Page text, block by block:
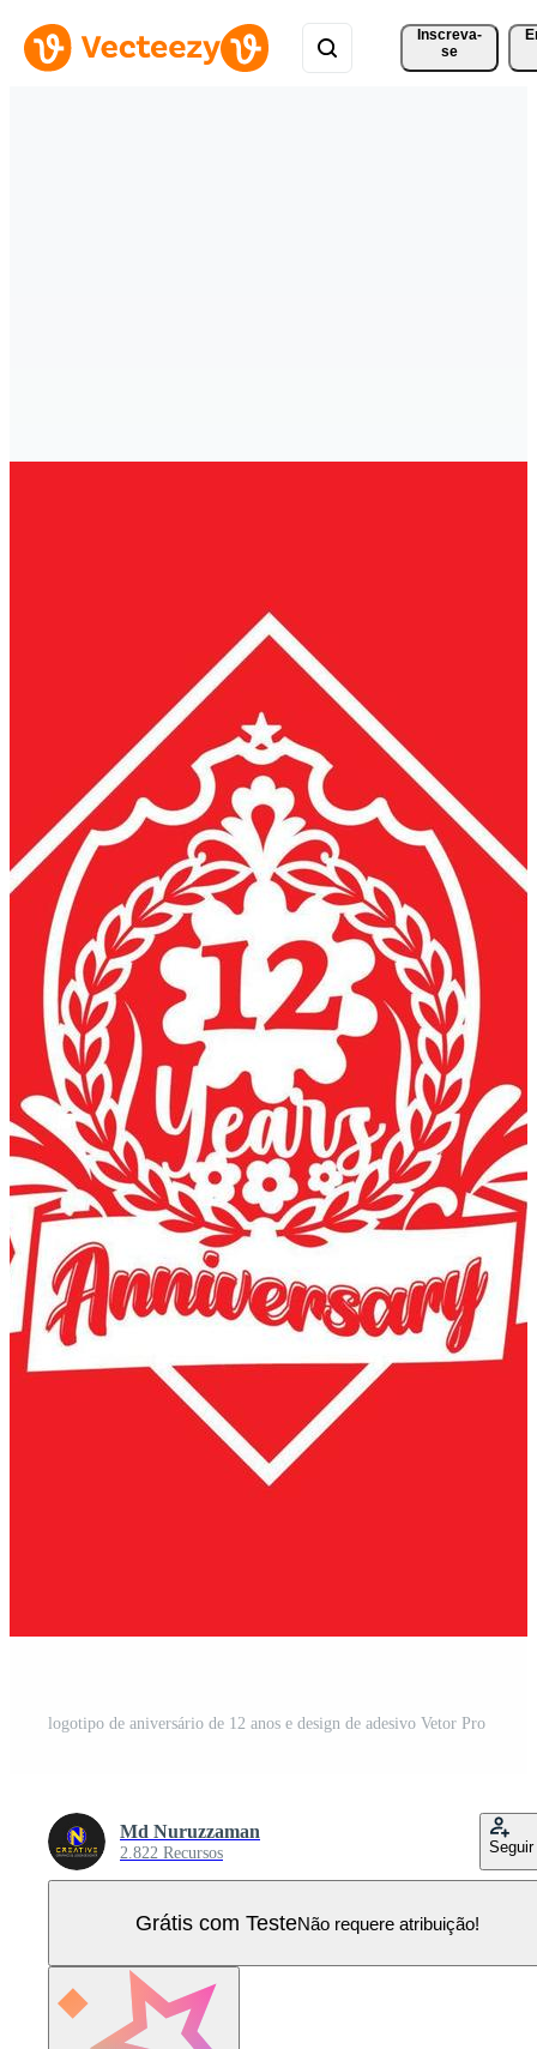
Inscreva-
se
logotipo de aniversário de 12 anos e design de adesivo Vetor Pro
Md Nuruzzaman
2.822 Recursos Seguir
Grátis com TesteNão requere atribuição!